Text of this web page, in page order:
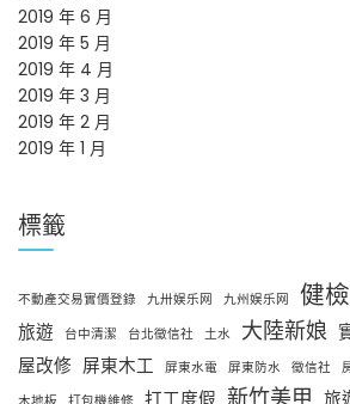
2019 年 6 月
2019 年 5 月
2019 年 4 月
2019 年 3 月
2019 年 2 月
2019 年 1 月
標籤
不動產交易實價登錄 九卅娱乐网 九州娱乐网 健
旅遊
台中清潔 台北徵信社 土水 大陸新娘
屋改修 屏東木工 屏東水電 屏東防水 徵信社
新竹美甲